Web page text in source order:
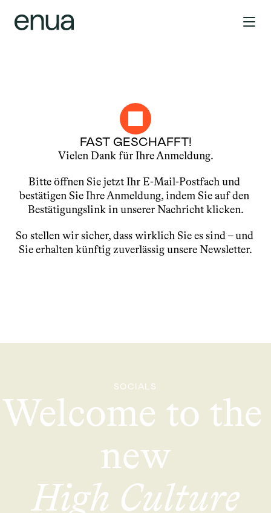
FAST GESCHAFFT!
Vielen Dank für Ihre Anmeldung.
Bitte öffnen Sie jetzt Ihr E-Mail-Postfach und
bestätigen Sie Ihre Anmeldung, indem Sie auf den
Bestätigungslink in unserer Nachricht klicken.
So stellen wir sicher, dass wirklich Sie es sind – und
Sie erhalten künftig zuverlässig unsere Newsletter.
SOCIALS
Welcome to the
new
High Culture